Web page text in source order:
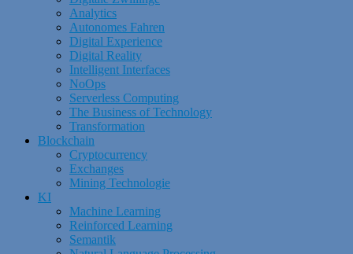
Analytics
Autonomes Fahren
Digital Experience
Digital Reality
Intelligent Interfaces
NoOps
Serverless Computing
The Business of Technology
Transformation
Blockchain
Cryptocurrency
Exchanges
Mining Technologie
KI
Machine Learning
Reinforced Learning
Semantik